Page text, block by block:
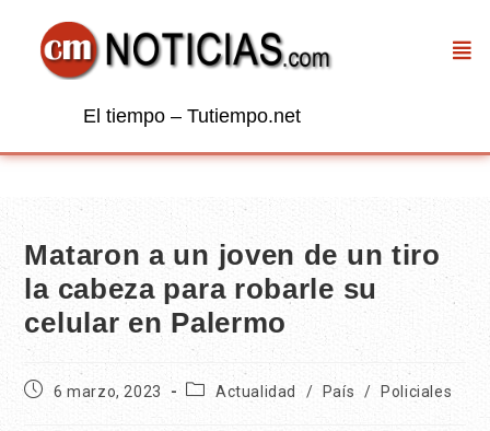
El tiempo – Tutiempo.net
Mataron a un joven de un tiro
la cabeza para robarle su
celular en Palermo
6 marzo, 2023 Actualidad / País / Policiales